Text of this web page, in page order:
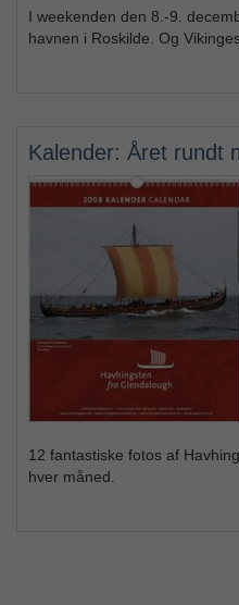
I weekenden den 8.-9.
havnen i Roskilde. Og
Kalender: Året rundt
12 fantastiske fotos af
hver måned.